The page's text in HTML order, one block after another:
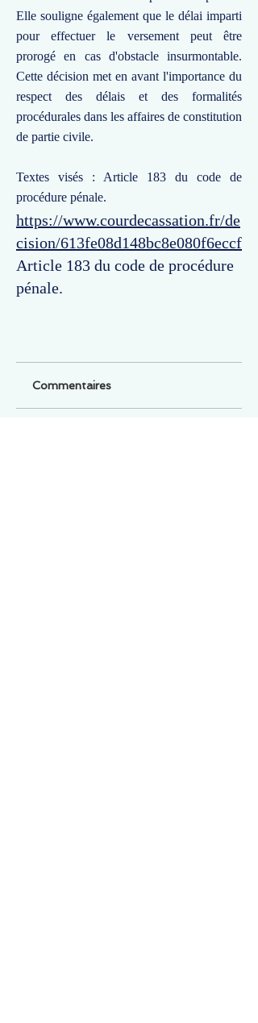
Elle souligne également que le délai imparti
pour effectuer le versement peut être
prorogé en cas d'obstacle insurmontable.
Cette décision met en avant l'importance du
respect des délais et des formalités
procédurales dans les affaires de constitution
de partie civile.
Textes visés : Article 183 du code de
procédure pénale.
https://www.courdecassation.fr/de
cision/613fe08d148bc8e080f6eccf
Article 183 du code de procédure
pénale.
Commentaires